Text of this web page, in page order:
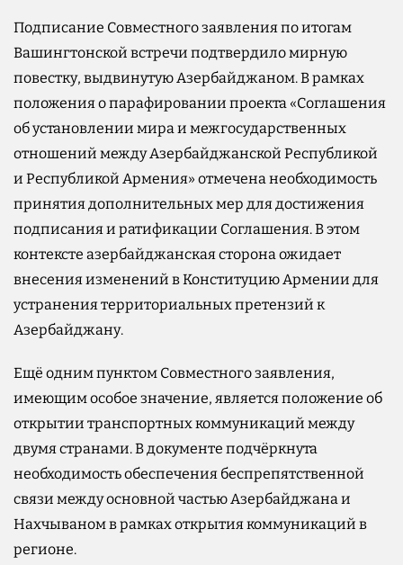
Подписание Совместного заявления по итогам
Вашингтонской встречи подтвердило мирную
повестку, выдвинутую Азербайджаном. В рамках
положения о парафировании проекта «Соглашения
об установлении мира и межгосударственных
отношений между Азербайджанской Республикой
и Республикой Армения» отмечена необходимость
принятия дополнительных мер для достижения
подписания и ратификации Соглашения. В этом
контексте азербайджанская сторона ожидает
внесения изменений в Конституцию Армении для
устранения территориальных претензий к
Азербайджану.
Ещё одним пунктом Совместного заявления,
имеющим особое значение, является положение об
открытии транспортных коммуникаций между
двумя странами. В документе подчёркнута
необходимость обеспечения беспрепятственной
связи между основной частью Азербайджана и
Нахчываном в рамках открытия коммуникаций в
регионе.